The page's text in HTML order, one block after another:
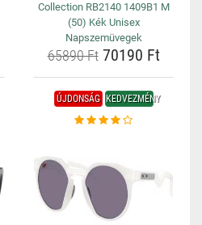
Collection RB2140 1409B1 M
(50) Kék Unisex
Napszemüvegek
65890 Ft70190 Ft
ÚJDONSÁG KEDVEZMÉNY